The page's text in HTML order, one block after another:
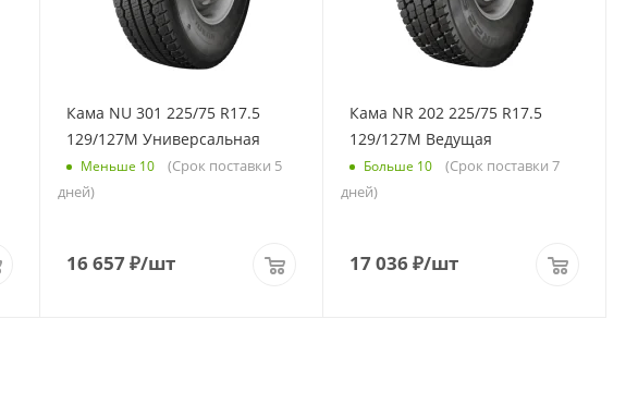
Кама NU 301 225/75 R17.5
129/127M Универсальная
Меньше 10
(Срок поставки 5
дней)
16 657₽/шт
Кама NR 202 225/75 R17.5
129/127M Ведущая
Больше 10
(Срок поставки 7
дней)
17 036 ₽/шт